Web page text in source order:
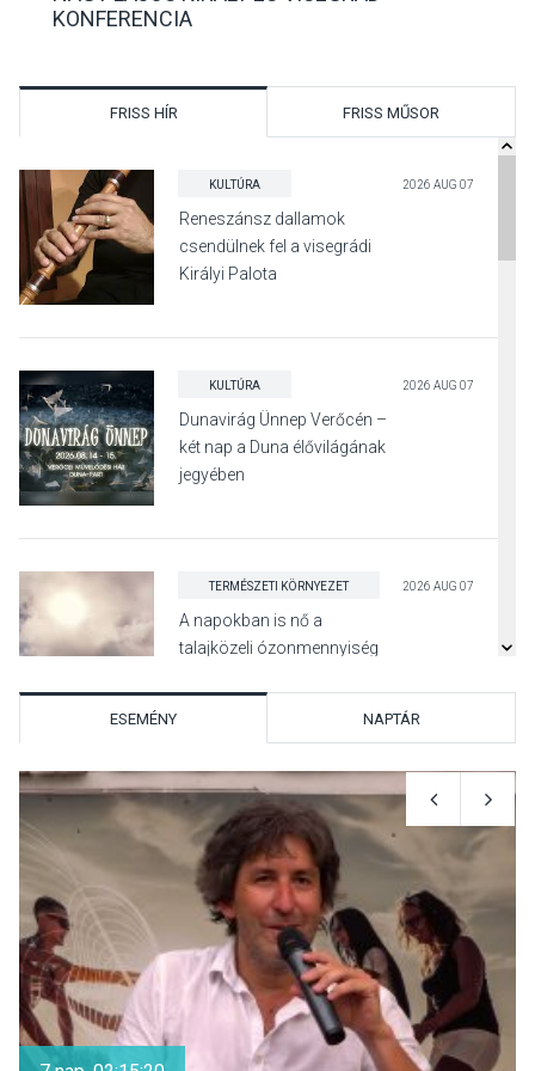
KONFERENCIA
FRISS HÍR FRISS MŰSOR
KULTÚRA 2026 AUG 07
Reneszánsz dallamok
csendülnek fel a visegrádi
Királyi Palota
KULTÚRA 2026 AUG 07
Dunavirág Ünnep Verőcén –
két nap a Duna élővilágának
jegyében
TERMÉSZETI KÖRNYEZET 2026 AUG 07
A napokban is nő a
talajközeli ózonmennyiség
KULTÚRA
Mi a pszichológia, és miért
van rá szükségünk? –
Beszélgetés a Kacsakő
Irodalmi Színpadon
KULTÚRA 2026 AUG 06
Különleges csillagles lesz
Tahitótfaluban a Bodor
ESEMÉNY NAPTÁR